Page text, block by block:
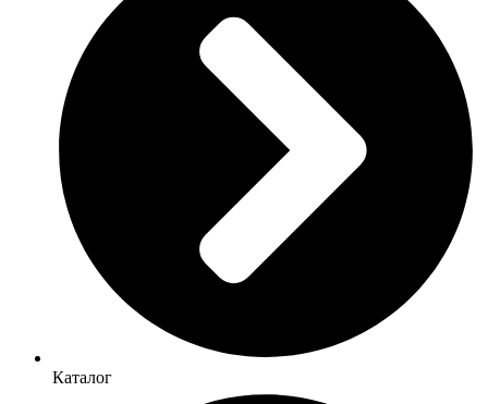
Каталог